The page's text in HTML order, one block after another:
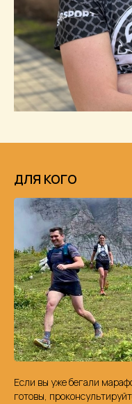
ДЛЯ КОГО
Если вы уже бегали
готовы,